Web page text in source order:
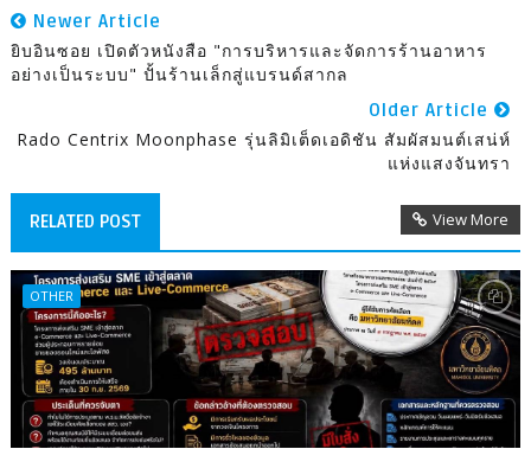
Newer Article
ยิบอินซอย เปิดตัวหนังสือ "การบริหารและจัดการร้านอาหาร
อย่างเป็นระบบ" ปั้นร้านเล็กสู่แบรนด์สากล
Older Article
Rado Centrix Moonphase รุ่นลิมิเต็ดเอดิชัน สัมผัสมนต์เสน่ห์
แห่งแสงจันทรา
RELATED POST View More
OTHER